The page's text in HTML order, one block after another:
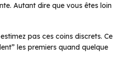
Autant dire que vous êtes loin
pas ces coins discrets. Ce
les premiers quand quelque